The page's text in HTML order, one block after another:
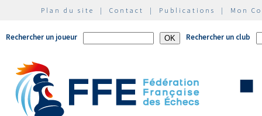
Plan du site | Contact | Publications | Mon
Rechercher un joueur Rechercher un club